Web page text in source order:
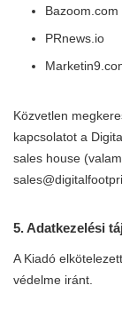
Bazoom.com
PRnews.io
Közvetlen
kapcsolatot a
sales house
5. Adatkezelési
A Kiadó
védelme iránt.